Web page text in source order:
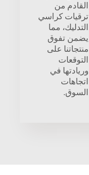
القادم من
ترقيات كراسي
التدليك، مما
يضمن تفوق
منتجاتنا على
التوقعات
وريادتها في
اتجاهات
السوق.